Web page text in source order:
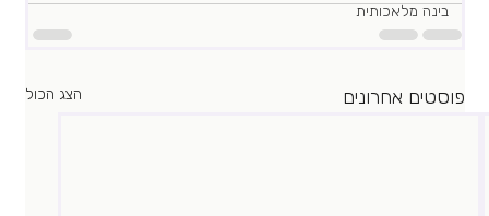
בינה מלאכותית
פוסטים אחרונים הצג הכול